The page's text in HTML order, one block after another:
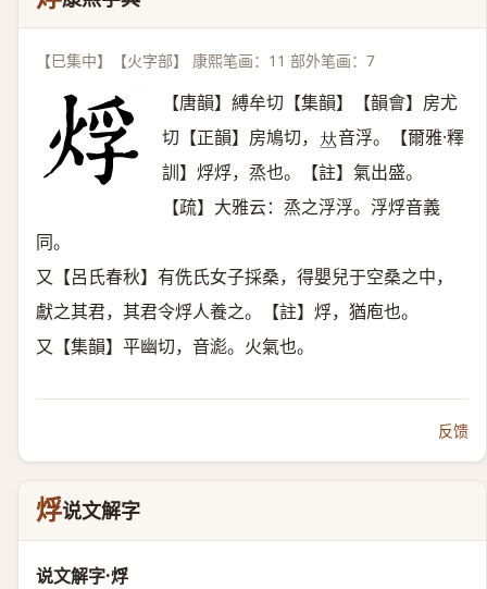
【巳集中】【火字部】 康熙笔画：11 部外笔画：7
【唐韻】縛牟切【集韻】【韻會】房尤
切【正韻】房鳩切， 𠀤音浮。【爾雅·釋
訓】烰烰，烝也。【註】氣出盛。
【疏】大雅云：烝之浮浮。浮烰音義
同。
又【呂氏春秋】有侁氏女子採桑，得嬰兒于空桑之中，
獻之其君，其君令烰人養之。【註】烰，猶庖也。
又【集韻】平幽切，音滮。火氣也。
反馈
烰说文解字
说文解字·烰